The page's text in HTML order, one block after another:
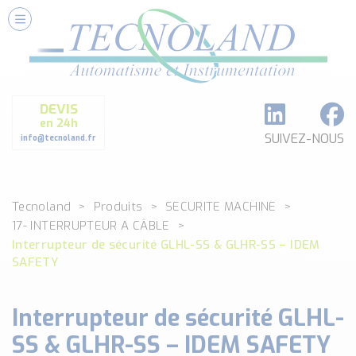
DEVIS
en 24h
info@tecnoland.fr SUIVEZ-NOUS
Nos Services
Conseils et Fourniture
Formation et Assistance
Architecture I-O Link multi fabricants
Classé par catégorie
DEBIT
DETECTION
ENREGISTREUR + ACQUISITION DE DONNEES
Voir toutes les catégories …
Tecnoland Produits
SECURITE MACHINE
17- INTERRUPTEUR A CÂBLE
Interrupteur de sécurité GLHL-SS & GLHR-SS – IDEM
SAFETY
Interrupteur de sécurité GLHL-
SS & GLHR-SS – IDEM SAFETY